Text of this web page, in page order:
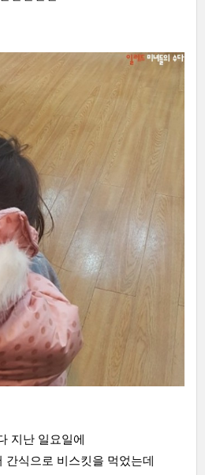
지난 일요일에
간식으로 비스킷을 먹었는데